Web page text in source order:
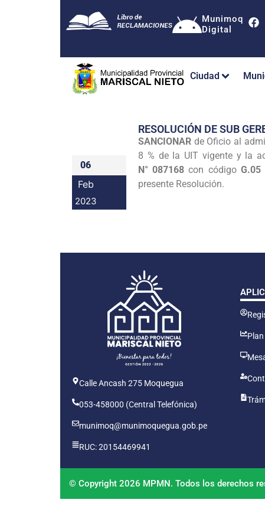
Munimoq
Digital
Ciudad
06
Feb
2023
RESOLUCIÓN DE SUB
SANCIONAR de Oficio al
8 % de la UIT vigente y la
N° 087168 con código G.05
presente Resolución.
Calle Ancash 275 Moquegua
053-458000 (Central Telefónica)
munimoq@munimoquegua.gob.pe
RUC: 20154469941
© Copyright 2026 MPMN. Todos los derechos